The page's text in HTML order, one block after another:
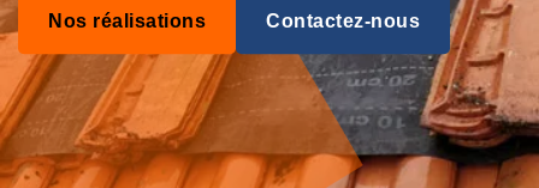
Nos réalisations Contactez-nous